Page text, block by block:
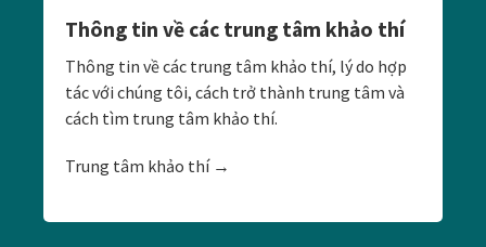
Thông tin về các trung tâm khảo thí
Thông tin về các trung tâm khảo thí, lý do hợp
tác với chúng tôi, cách trở thành trung tâm và
cách tìm trung tâm khảo thí.
Trung tâm khảo thí →